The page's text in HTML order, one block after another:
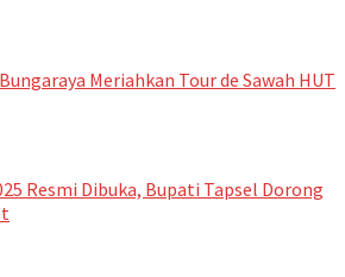
Meriahkan Tour de Sawah HUT
Resmi Dibuka, Bupati Tapsel Dorong